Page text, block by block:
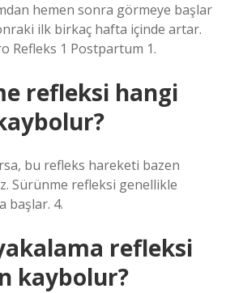
hemen sonra görmeye başlar
ilk birkaç hafta içinde artar.
Refleks 1 Postpartum 1.
refleksi hangi
bu refleks hareketi bazen
Sürünme refleksi genellikle
başlar. 4.
refleksi
kaybolur?